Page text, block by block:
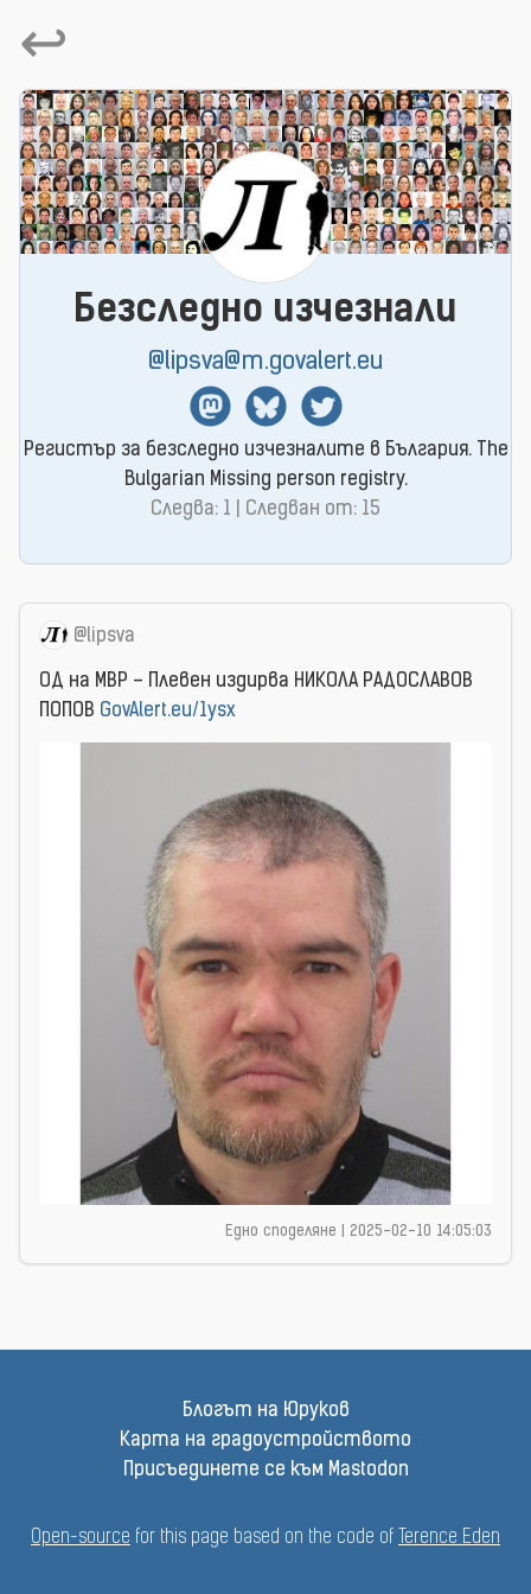
↩
Безследно изчезнали
@lipsva@m.govalert.eu
MastodonBlueSkyTwitter
Регистър за безследно изчезналите в България. The
Bulgarian Missing person registry.
Следва: 1 | Следван от: 15
@lipsva
ОД на МВР – Плевен издирва НИКОЛА РАДОСЛАВОВ
ПОПОВ GovAlert.eu/1ysx
Едно споделяне | 2025-02-10 14:05:03
Блогът на Юруков
Карта на градоустройството
Присъединете се към Mastodon
Open-source for this page based on the code of Terence Eden